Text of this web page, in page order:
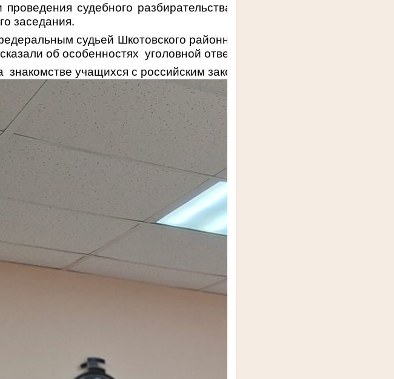
судебного разбирательства, в реальной обстановке
заседания.
судьей Шкотовского районного суда Анной
об особенностях уголовной ответственности для
знакомстве учащихся с российским законодательством, с